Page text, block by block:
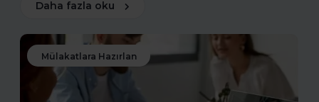
Daha fazla oku
Mülakatlara Hazırlan